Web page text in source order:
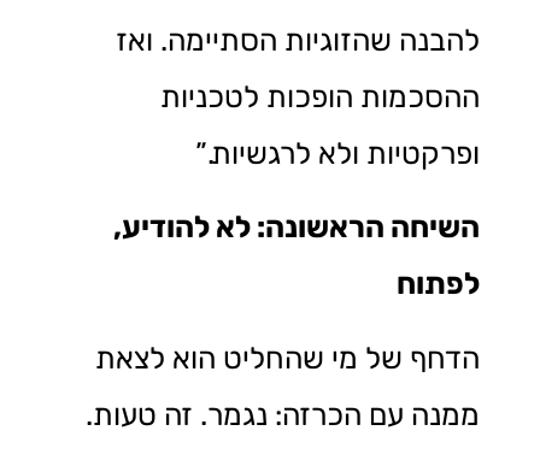
להבנה שהזוגיות הסתיימה. ואז
ההסכמות הופכות לטכניות
ופרקטיות ולא לרגשיות.”
השיחה הראשונה: לא להודיע,
לפתוח
הדחף של מי שהחליט הוא לצאת
ממנה עם הכרזה: נגמר. זה טעות.